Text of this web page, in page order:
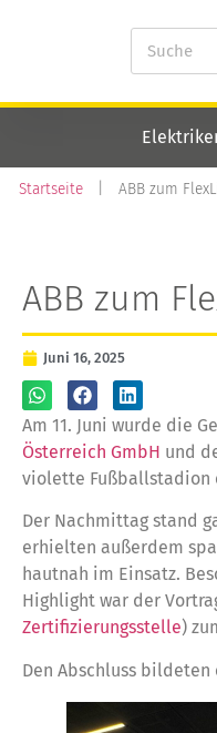
Startseite ABB zum
ABB zum
Juni 16, 2025
Am 11. Juni wurde die
Österreich GmbH und
violette Fußballstadion
Der Nachmittag stand
erhielten außerdem
hautnah im Einsatz.
Highlight war der
Zertifizierungsstelle)
Den Abschluss